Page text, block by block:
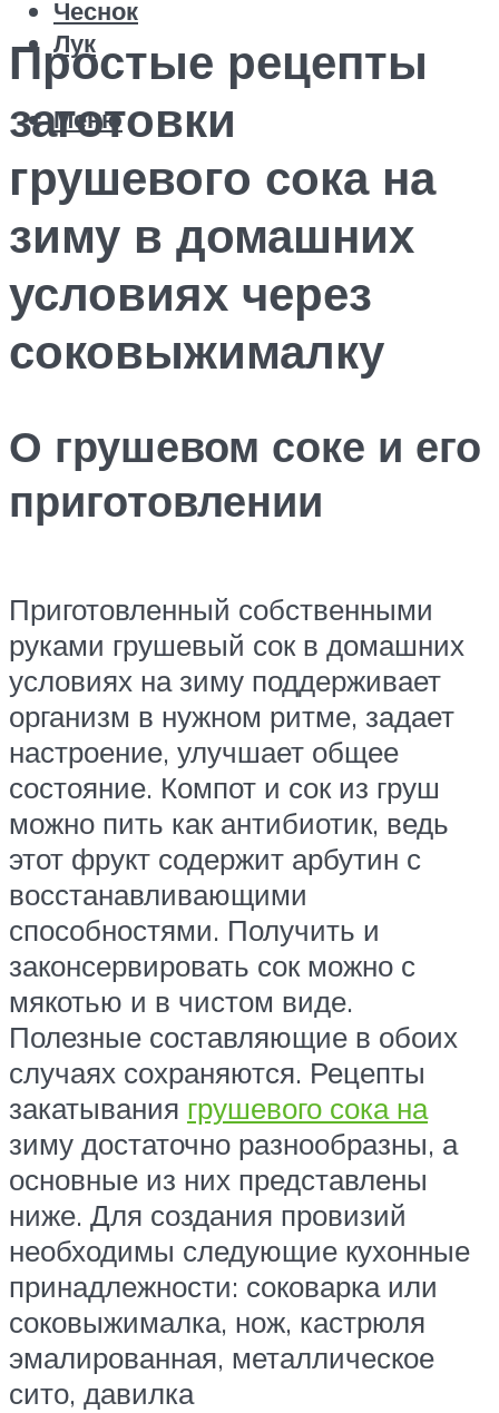
Чеснок
Лук
Меню
Простые рецепты
заготовки
грушевого сока на
зиму в домашних
условиях через
соковыжималку
О грушевом соке и его
приготовлении
Приготовленный собственными
руками грушевый сок в домашних
условиях на зиму поддерживает
организм в нужном ритме, задает
настроение, улучшает общее
состояние. Компот и сок из груш
можно пить как антибиотик, ведь
этот фрукт содержит арбутин с
восстанавливающими
способностями. Получить и
законсервировать сок можно с
мякотью и в чистом виде.
Полезные составляющие в обоих
случаях сохраняются. Рецепты
закатывания грушевого сока на
зиму достаточно разнообразны, а
основные из них представлены
ниже. Для создания провизий
необходимы следующие кухонные
принадлежности: соковарка или
соковыжималка, нож, кастрюля
эмалированная, металлическое
сито, давилка